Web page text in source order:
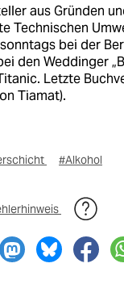
aus Gründen
Technischen
bei der
den Weddinger
Letzte
Tiamat).
#Alkohol